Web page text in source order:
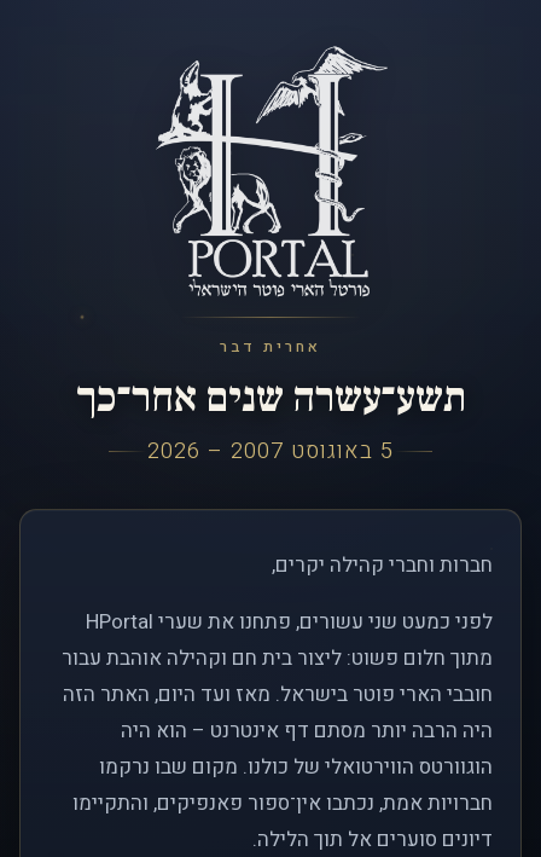
אחרית דבר
תשע־עשרה שנים אחר־כך
5 באוגוסט 2007 – 2026
חברות וחברי קהילה יקרים,
לפני כמעט שני עשורים, פתחנו את שערי HPortal
מתוך חלום פשוט: ליצור בית חם וקהילה אוהבת עבור
חובבי הארי פוטר בישראל. מאז ועד היום, האתר הזה
היה הרבה יותר מסתם דף אינטרנט – הוא היה
הוגוורטס הווירטואלי של כולנו. מקום שבו נרקמו
חברויות אמת, נכתבו אין־ספור פאנפיקים, והתקיימו
דיונים סוערים אל תוך הלילה.